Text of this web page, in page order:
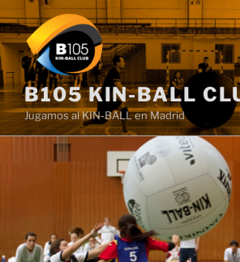
al
contenido
B105 KIN-BALL
Jugamos al KIN-BALL en Madrid